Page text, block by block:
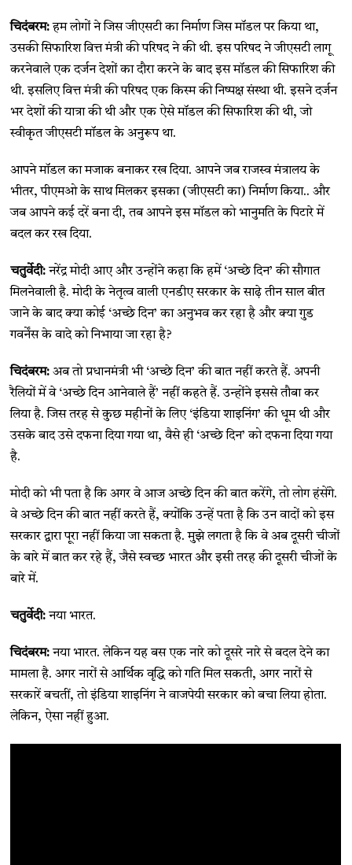
चिदंबरम:हम लोगों ने जिस जीएसटी का निर्माण जिस मॉडल पर किया था,
उसकी सिफारिश वित्त मंत्री की परिषद ने की थी. इस परिषद ने जीएसटी लागू
करनेवाले एक दर्जन देशों का दौरा करने के बाद इस मॉडल की सिफारिश की
थी. इसलिए वित्त मंत्री की परिषद एक किस्म की निष्पक्ष संस्था थी. इसने दर्जन
भर देशों की यात्रा की थी और एक ऐसे मॉडल की सिफारिश की थी, जो
स्वीकृत जीएसटी मॉडल के अनुरूप था.
आपने मॉडल का मजाक बनाकर रख दिया. आपने जब राजस्व मंत्रालय के
भीतर, पीएमओ के साथ मिलकर इसका (जीएसटी का) निर्माण किया.. और
जब आपने कई दरें बना दी, तब आपने इस मॉडल को भानुमति के पिटारे में
बदल कर रख दिया.
चतुर्वेदी: नरेंद्र मोदी आए और उन्होंने कहा कि हमें ‘अच्छे दिन’ की सौगात
मिलनेवाली है. मोदी के नेतृत्व वाली एनडीए सरकार के साढ़े तीन साल बीत
जाने के बाद क्या कोई ‘अच्छे दिन’ का अनुभव कर रहा है और क्या गुड
गवर्नेंस के वादे को निभाया जा रहा है?
चिदंबरम: अब तो प्रधानमंत्री भी ‘अच्छे दिन’ की बात नहीं करते हैं. अपनी
रैलियों में वे ‘अच्छे दिन आनेवाले हैं’ नहीं कहते हैं. उन्होंने इससे तौबा कर
लिया है. जिस तरह से कुछ महीनों के लिए ‘इंडिया शाइनिंग’ की धूम थी और
उसके बाद उसे दफना दिया गया था, वैसे ही ‘अच्छे दिन’ को दफना दिया गया
है.
मोदी को भी पता है कि अगर वे आज अच्छे दिन की बात करेंगे, तो लोग हंसेंगे.
वे अच्छे दिन की बात नहीं करते हैं, क्योंकि उन्हें पता है कि उन वादों को इस
सरकार द्वारा पूरा नहीं किया जा सकता है. मुझे लगता है कि वे अब दूसरी चीजों
के बारे में बात कर रहे हैं, जैसे स्वच्छ भारत और इसी तरह की दूसरी चीजों के
बारे में.
चतुर्वेदी: नया भारत.
चिदंबरम: नया भारत. लेकिन यह बस एक नारे को दूसरे नारे से बदल देने का
मामला है. अगर नारों से आर्थिक वृद्धि को गति मिल सकती, अगर नारों से
सरकारें बचतीं, तो इंडिया शाइनिंग ने वाजपेयी सरकार को बचा लिया होता.
लेकिन, ऐसा नहीं हुआ.